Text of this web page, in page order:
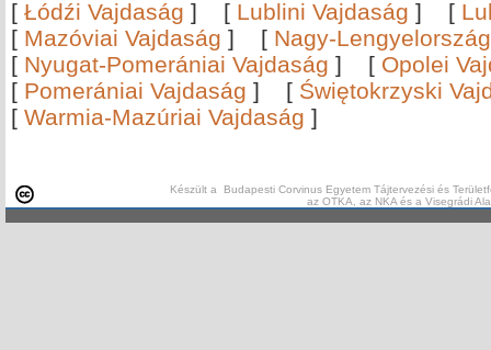
[ Łódźi Vajdaság ] [ Lublini Vajdaság ] [
[ Mazóviai Vajdaság ] [ Nagy-
[ Nyugat-Pomerániai Vajdaság ] [ Opolei
[ Pomerániai Vajdaság ] [ Świętokrzyski
[ Warmia-Mazúriai Vajdaság ]
Készült a Budapesti Corvinus Egyetem Tájtervezési és
az OTKA, az NKA és a Visegrádi